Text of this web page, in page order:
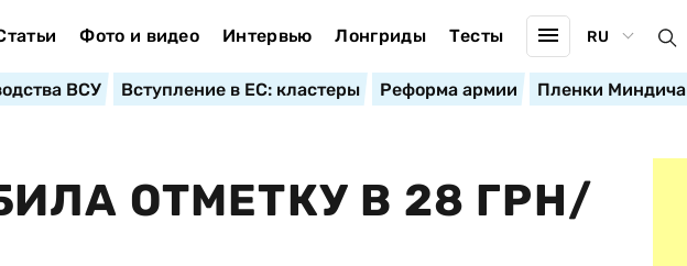
Фото и видео Интервью Лонгриды Тесты RU
ВСУ Вступление в ЕС: кластеры Реформа армии Пленки Миндича
ОТМЕТКУ В 28 ГРН/